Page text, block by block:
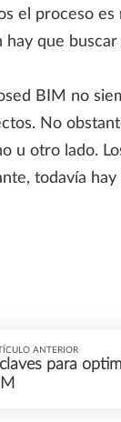
el proceso
que
BIM no
No
u otro lado.
todavía
ANTERIOR
para